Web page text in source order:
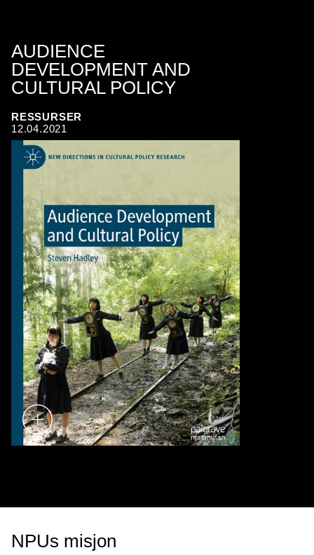
AUDIENCE
DEVELOPMENT AND
CULTURAL POLICY
RESSURSER
12.04.2021
NPUs misjon